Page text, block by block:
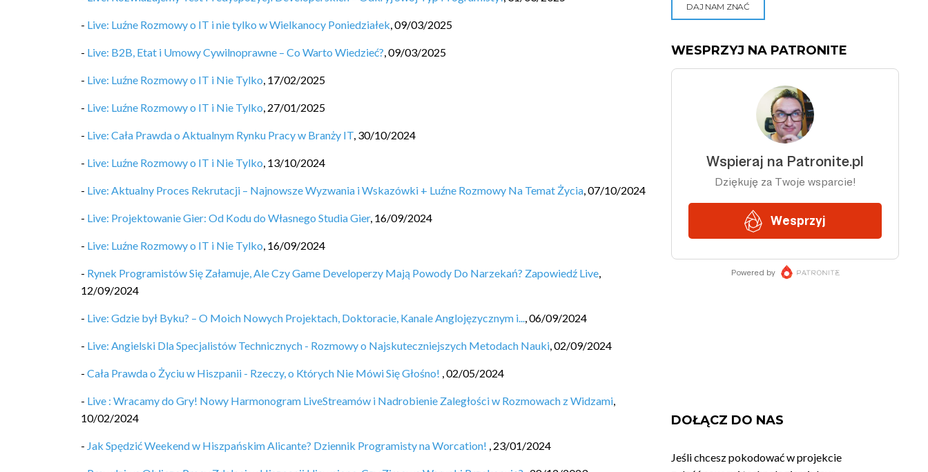
- Live: Luźne Rozmowy o IT i nie tylko w Wielkanocy Poniedziałek,09/03/2025
- Live: B2B, Etat i Umowy Cywilnoprawne – Co Warto Wiedzieć?,09/03/2025
- Live: Luźne Rozmowy o IT i Nie Tylko, 17/02/2025
- Live: Luźne Rozmowy o IT i Nie Tylko, 27/01/2025
- Live: Cała Prawda o Aktualnym Rynku Pracy w Branży IT, 30/10/2024
- Live: Luźne Rozmowy o IT i Nie Tylko, 13/10/2024
- Live: Aktualny Proces Rekrutacji – Najnowsze Wyzwania i Wskazówki + Luźne Rozmowy Na Temat Życia,07/10/2024
- Live: Projektowanie Gier: Od Kodu do Własnego Studia Gier, 16/09/2024
- Live: Luźne Rozmowy o IT i Nie Tylko, 16/09/2024
- Rynek Programistów Się Załamuje, Ale Czy Game Developerzy Mają Powody Do Narzekań? Zapowiedź Live,
12/09/2024
- Live: Gdzie był Byku? – O Moich Nowych Projektach, Doktoracie, Kanale Anglojęzycznym i...,06/09/2024
- Live: Angielski Dla Specjalistów Technicznych - Rozmowy o Najskuteczniejszych Metodach Nauki,02/09/2024
- Cała Prawda o Życiu w Hiszpanii - Rzeczy, o Których Nie Mówi Się Głośno! ,02/05/2024
- Live : Wracamy do Gry! Nowy Harmonogram LiveStreamów i Nadrobienie Zaległości w Rozmowach z Widzami,
10/02/2024
- Jak Spędzić Weekend w Hiszpańskim Alicante? Dziennik Programisty na Worcation! , 23/01/2024
DAJ NAM ZNAĆ
WESPRZYJ NA PATRONITE
DOŁĄCZ DO NAS
Jeśli chcesz pokodować w projekcie